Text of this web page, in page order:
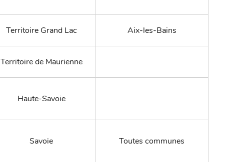
Territoire Grand Lac Aix-les-Bains
Territoire de Maurienne
Haute-Savoie
Savoie Toutes communes